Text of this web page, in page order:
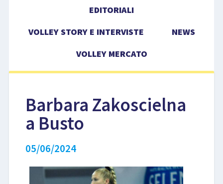
VOLLEY MERCATO
COMPETIZIONI
EVENTI
EDITORIALI
VOLLEY STORY E INTERVISTE
NEWS
VOLLEY MERCATO
Barbara Zakoscielna
a Busto
05/06/2024